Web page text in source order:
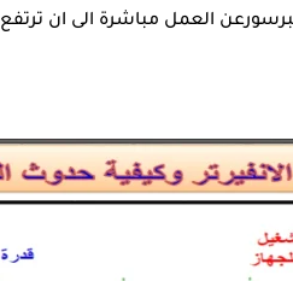
العمل مباشرة الى ان ترتفع